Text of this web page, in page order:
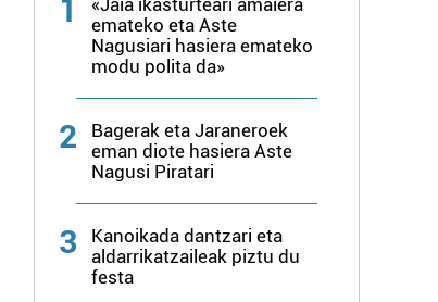
1
emateko eta Aste
Nagusiari hasiera emateko
modu polita da»
2
Bagerak eta Jaraneroek
eman diote hasiera Aste
Nagusi Piratari
3
Kanoikada dantzari eta
aldarrikatzaileak piztu du
festa